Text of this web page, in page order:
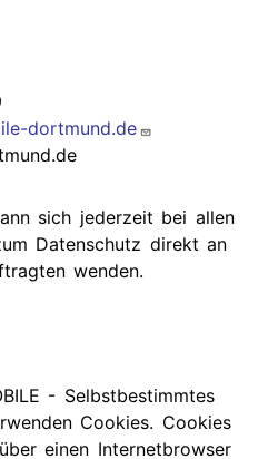
dortmund.de
sich jederzeit bei allen
Datenschutz direkt an
wenden.
- Selbstbestimmtes
Cookies. Cookies
einen Internetbrowser